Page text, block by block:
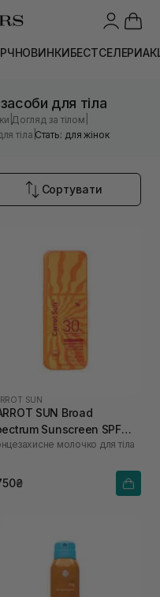
НОВИНКИБЕСТСЕЛЕРИ
для тіла
Догляд за тілом
тіла |Стать: для жінок
Сортувати
SUN
SUN Broad
Sunscreen SPF
130 мл молочко для тіла